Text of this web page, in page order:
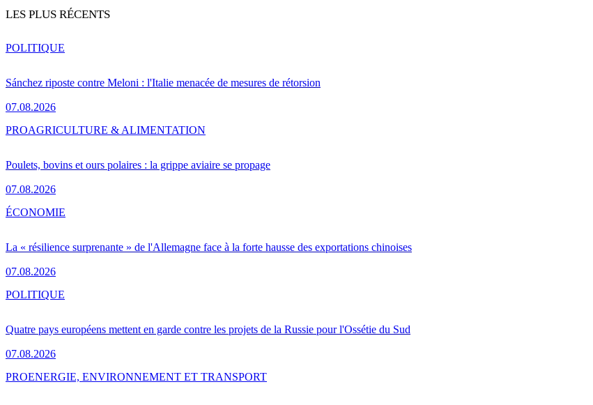
LES PLUS RÉCENTS
Sánchez riposte contre Meloni : l'Italie menacée de mesures de rétorsion
07.08.2026
POLITIQUE
Poulets, bovins et ours polaires : la grippe aviaire se propage
07.08.2026
PROAGRICULTURE & ALIMENTATION
La « résilience surprenante » de l'Allemagne face à la forte hausse des exportations chinoises
07.08.2026
ÉCONOMIE
Quatre pays européens mettent en garde contre les projets de la Russie pour l'Ossétie du Sud
07.08.2026
POLITIQUE
PROENERGIE, ENVIRONNEMENT ET TRANSPORT